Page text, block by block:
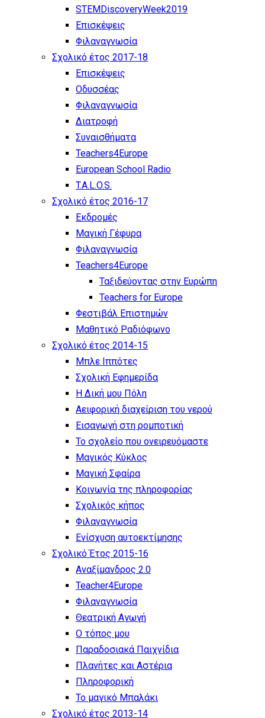
STEMDiscoveryWeek2019
Επισκέψεις
Φιλαναγνωσία
Σχολικό έτος 2017-18
Επισκέψεις
Οδυσσέας
Φιλαναγνωσία
Διατροφή
Συναισθήματα
Teachers4Europe
European School Radio
T.A.L.O.S.
Σχολικό έτος 2016-17
Εκδρομές
Μαγική Γέφυρα
Φιλαναγνωσία
Teachers4Europe
Ταξιδεύοντας στην Ευρώπη
Teachers for Europe
Φεστιβάλ Επιστημών
Μαθητικό Ραδιόφωνο
Σχολικό έτος 2014-15
Μπλε Ιππότες
Σχολική Εφημερίδα
Η Δική μου Πόλη
Αειφορική διαχείριση του νερού
Εισαγωγή στη ρομποτική
Το σχολείο που ονειρευόμαστε
Μαγικός Κύκλος
Μαγική Σφαίρα
Kοινωνία της πληροφορίας
Σχολικός κήπος
Φιλαναγνωσία
Eνίσχυση αυτοεκτίμησης
Σχολικό Έτος 2015-16
Αναξίμανδρος 2.0
Teacher4Europe
Φιλαναγνωσία
Θεατρική Αγωγή
Ο τόπος μου
Παραδοσιακά Παιχνίδια
Πλανήτες και Αστέρια
Πληροφορική
Το μαγικό Μπαλάκι
Σχολικό έτος 2013-14